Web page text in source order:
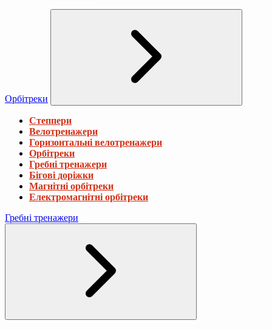
Орбітреки
Степпери
Велотренажери
Горизонтальні велотренажери
Орбітреки
Гребні тренажери
Бігові доріжки
Магнітні орбітреки
Електромагнітні орбітреки
Гребні тренажери